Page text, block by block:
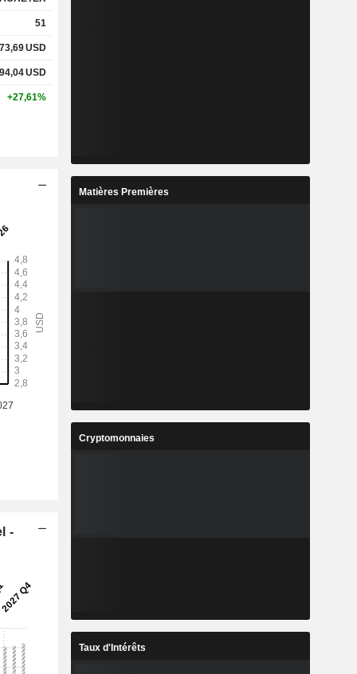
51
73,69USD
94,04USD
+27,61%
-
Matières Premières
Cryptomonnaies
Taux d'Intérêts